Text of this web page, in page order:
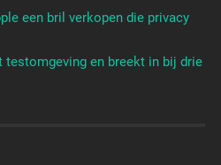
een bril verkopen die privacy
testomgeving en breekt in bij drie